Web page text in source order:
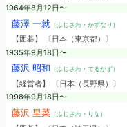
1964年8月12日〜
藤澤 一就（ふじさわ・かずなり）
【囲碁】 〔日本（東京都）〕
1935年9月18日〜
藤沢 昭和 （ふじさわ・てるかず）
【経営者】 〔日本（長野県）〕
1998年9月18日〜
藤沢 里菜（ふじさわ・りな）